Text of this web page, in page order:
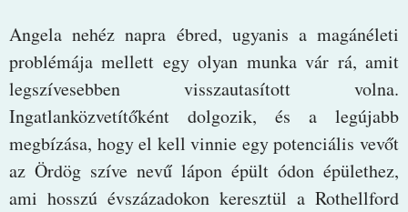
Angela nehéz napra ébred, ugyanis a magánéleti
problémája mellett egy olyan munka vár rá, amit
legszívesebben visszautasított volna.
Ingatlanközvetítőként dolgozik, és a legújabb
megbízása, hogy el kell vinnie egy potenciális vevőt
az Ördög szíve nevű lápon épült ódon épülethez,
ami hosszú évszázadokon keresztül a Rothellford